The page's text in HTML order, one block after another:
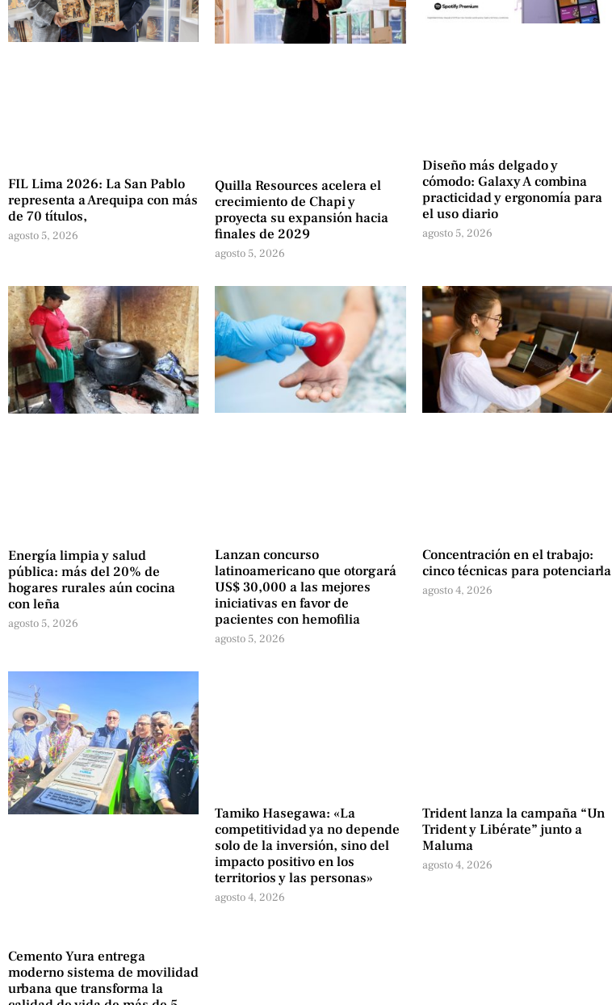
FIL Lima 2026: La San Pablo
representa a Arequipa con más
de 70 títulos,
agosto 5, 2026
Quilla Resources acelera el
crecimiento de Chapi y
proyecta su expansión hacia
finales de 2029
agosto 5, 2026
Diseño más delgado y
cómodo: Galaxy A combina
practicidad y ergonomía para
el uso diario
agosto 5, 2026
Energía limpia y salud
pública: más del 20% de
hogares rurales aún cocina
con leña
agosto 5, 2026
Lanzan concurso
latinoamericano que otorgará
US$ 30,000 a las mejores
iniciativas en favor de
pacientes con hemofilia
agosto 5, 2026
Concentración en el trabajo:
cinco técnicas para potenciarla
agosto 4, 2026
Cemento Yura entrega
moderno sistema de movilidad
urbana que transforma la
Tamiko Hasegawa: «La
competitividad ya no depende
solo de la inversión, sino del
impacto positivo en los
territorios y las personas»
agosto 4, 2026
Trident lanza la campaña “Un
Trident y Libérate” junto a
Maluma
agosto 4, 2026